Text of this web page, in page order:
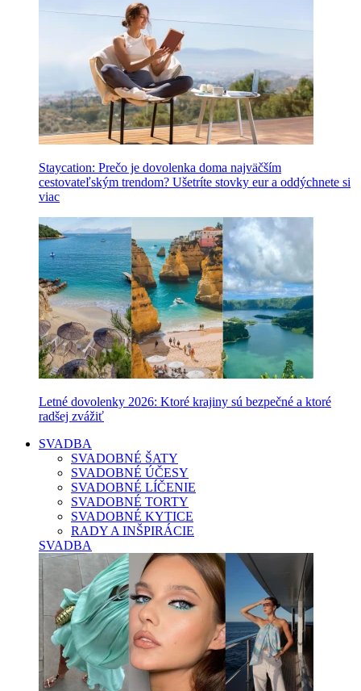
Staycation: Prečo je dovolenka doma najväčším
cestovateľským trendom? Ušetríte stovky eur a oddýchnete si
viac
Letné dovolenky 2026: Ktoré krajiny sú bezpečné a ktoré
radšej zvážiť
SVADBA
SVADOBNÉ ŠATY
SVADOBNÉ ÚČESY
SVADOBNÉ LÍČENIE
SVADOBNÉ TORTY
SVADOBNÉ KYTICE
RADY A INŠPIRÁCIE
SVADBA